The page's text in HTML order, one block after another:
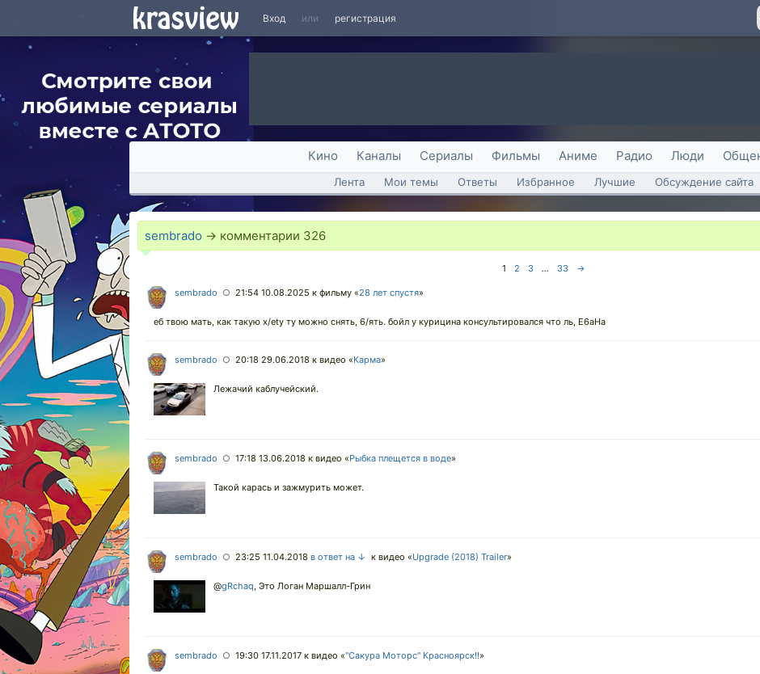
Вход или регистрация
Кино Каналы Сериалы Фильмы Аниме Радио Люди
Лента Мои темы Ответы Избранное Лучшие Обсуждение сайта
sembrado → комментарии 326
1 2 3 ... 33 →
sembrado ○ 21:54 10.08.2025 к фильму «28 лет спустя»
еб твою мать, как такую x/ety ту можно снять, 6/ять. бойл у курицина консультировался что ль, E6aHа
sembrado ○ 20:18 29.06.2018 к видео «Карма»
Лежачий каблучейский.
sembrado ○ 17:18 13.06.2018 к видео «Рыбка плещется в воде»
Такой карась и зажмурить может.
sembrado ○ 23:25 11.04.2018 в ответ на ↓ к видео «Upgrade (2018) Trailer»
@gRchaq, Это Логан Маршалл-Грин
sembrado ○ 19:30 17.11.2017 к видео «"Сакура Моторс" Красноярск!!»